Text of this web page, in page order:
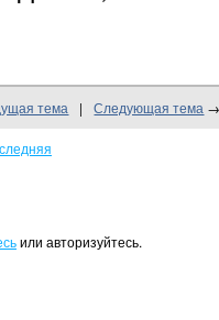
тема | Следующая тема
или авторизуйтесь.